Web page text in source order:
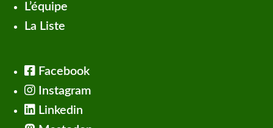
L’équipe
La Liste
Facebook
Instagram
Linkedin